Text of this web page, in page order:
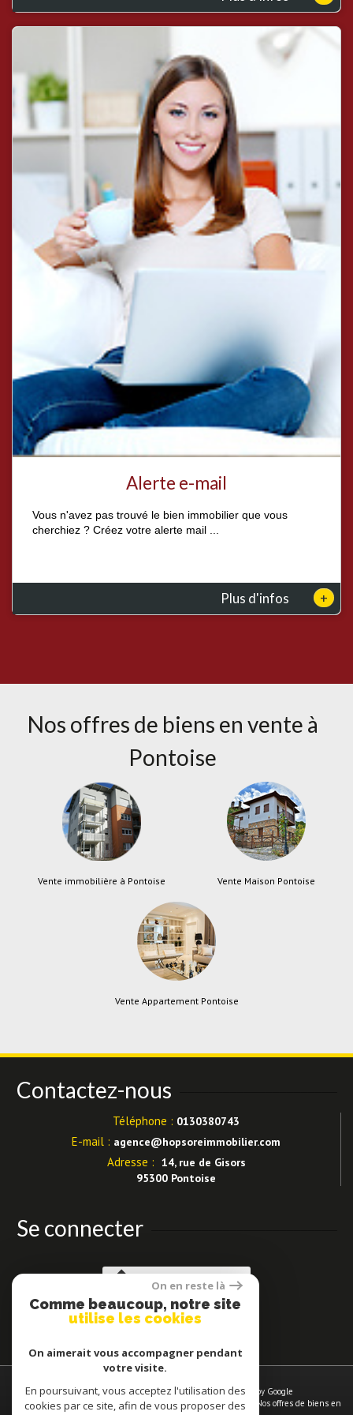
Alerte e-mail
Vous n'avez pas trouvé le bien immobilier que vous
cherchiez ? Créez votre alerte mail ...
Plus d'infos +
Nos offres de biens en vente à
Pontoise
Vente immobilière à Pontoise Vente Maison Pontoise
Vente Appartement Pontoise
Contactez-nous
Téléphone : 0130380743
E-mail : agence@hopsoreimmobilier.com
Adresse : 14, rue de Gisors
95300 Pontoise
Se connecter
Espace propriétaires
© 2026 | Tous droits réservés | Traduction powered by Google
Plan du site- Mentions légales-Nos honoraires-Liens- Admin
Nos offres de biens en
On en reste là
Comme beaucoup, notre site
utilise les cookies
On aimerait vous accompagner pendant
votre visite.
En poursuivant, vous acceptez l'utilisation des
cookies par ce site, afin de vous proposer des